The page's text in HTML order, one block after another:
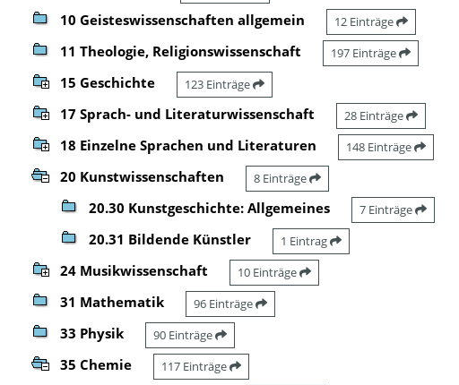
10 Geisteswissenschaften allgemein 12 Einträge
11 Theologie, Religionswissenschaft 197 Einträge
15 Geschichte 123 Einträge
17 Sprach- und Literaturwissenschaft 28 Einträge
18 Einzelne Sprachen und Literaturen 148 Einträge
20 Kunstwissenschaften 8 Einträge
20.30 Kunstgeschichte: Allgemeines 7 Einträge
20.31 Bildende Künstler 1 Eintrag
24 Musikwissenschaft 10 Einträge
31 Mathematik 96 Einträge
33 Physik 90 Einträge
35 Chemie 117 Einträge